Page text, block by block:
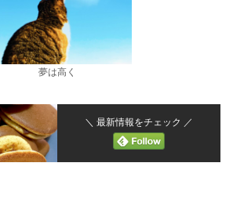
夢は高く
＼ 最新情報をチェック ／